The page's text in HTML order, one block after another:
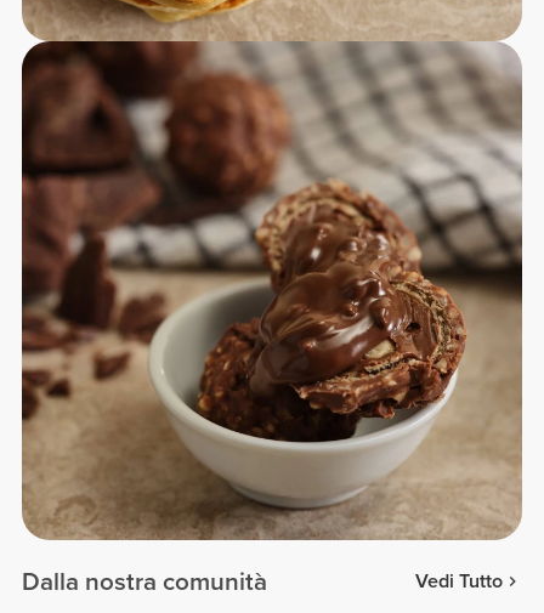
Dalla nostra comunità Vedi Tutto